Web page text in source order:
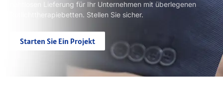
nahtlosen Lieferung für Ihr Unternehmen mit überlegenen
Rotlichttherapiebetten. Stellen Sie sicher.
Starten Sie Ein Projekt